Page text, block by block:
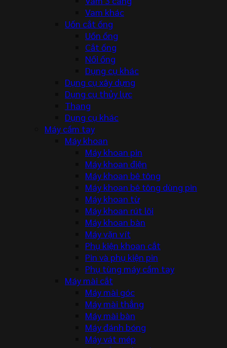
Vam khác
Uốn cắt ống
Uốn ống
Cắt ống
Nối ống
Dụng cụ khác
Dụng cụ xây dựng
Dụng cụ thủy lực
Thang
Dụng cụ khác
Máy cầm tay
Máy khoan
Máy khoan pin
Máy khoan điện
Máy khoan bê tông
Máy khoan bê tông dùng pin
Máy khoan từ
Máy khoan rút lõi
Máy khoan bàn
Máy vặn vít
Phụ kiện khoan cắt
Pin và phụ kiện pin
Phụ tùng máy cầm tay
Máy mài cắt
Máy mài góc
Máy mài thẳng
Máy mài bàn
Máy đánh bóng
Máy vát mép